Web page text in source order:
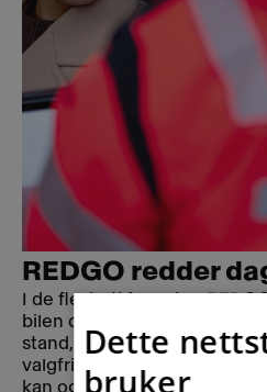
REDGO redder
I de fleste tilfeller har
bilen din på stedet. Hvis vi
stand, frakter vi bilen til
valgfritt verksted innenfor
kan også få bilen
Dette
bruker